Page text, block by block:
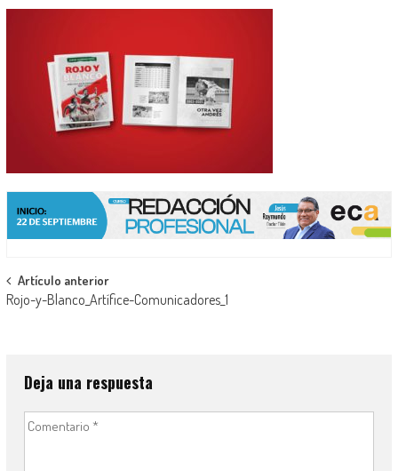
Navegación
de
Artículo anterior
Rojo-y-Blanco_Artífice-Comunicadores_1
Deja una respuesta